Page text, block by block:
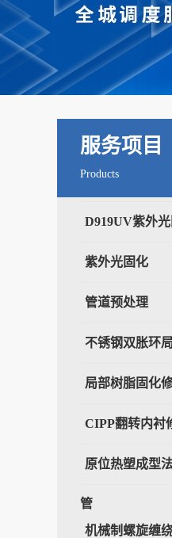
服务项目
Products
D919UV紫外
紫外光固化
管道预处理
不锈钢双胀环
局部树脂固化
CIPP翻转内衬
原位热塑成型
管
机械制螺旋缠